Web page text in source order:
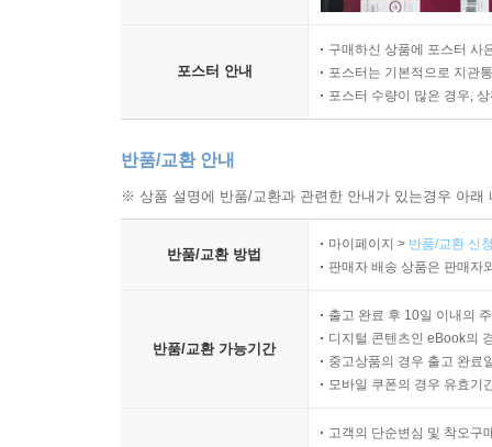
포스터 안내
구매하신 상품에 포스터 사
포스터는 기본적으로 지관
포스터 수량이 많은 경우,
반품/교환 안내
※ 상품 설명에 반품/교환과 관련한 안내가 있는경우 아
반품/교환 방법
마이페이지 > 반품/교환 신
판매자 배송 상품은 판매자
반품/교환 가능기간
출고 완료 후 10일 이내의
디지털 콘텐츠인 eBook의
중고상품의 경우 출고 완료
모바일 쿠폰의 경우 유효기
고객의 단순변심 및 착오구